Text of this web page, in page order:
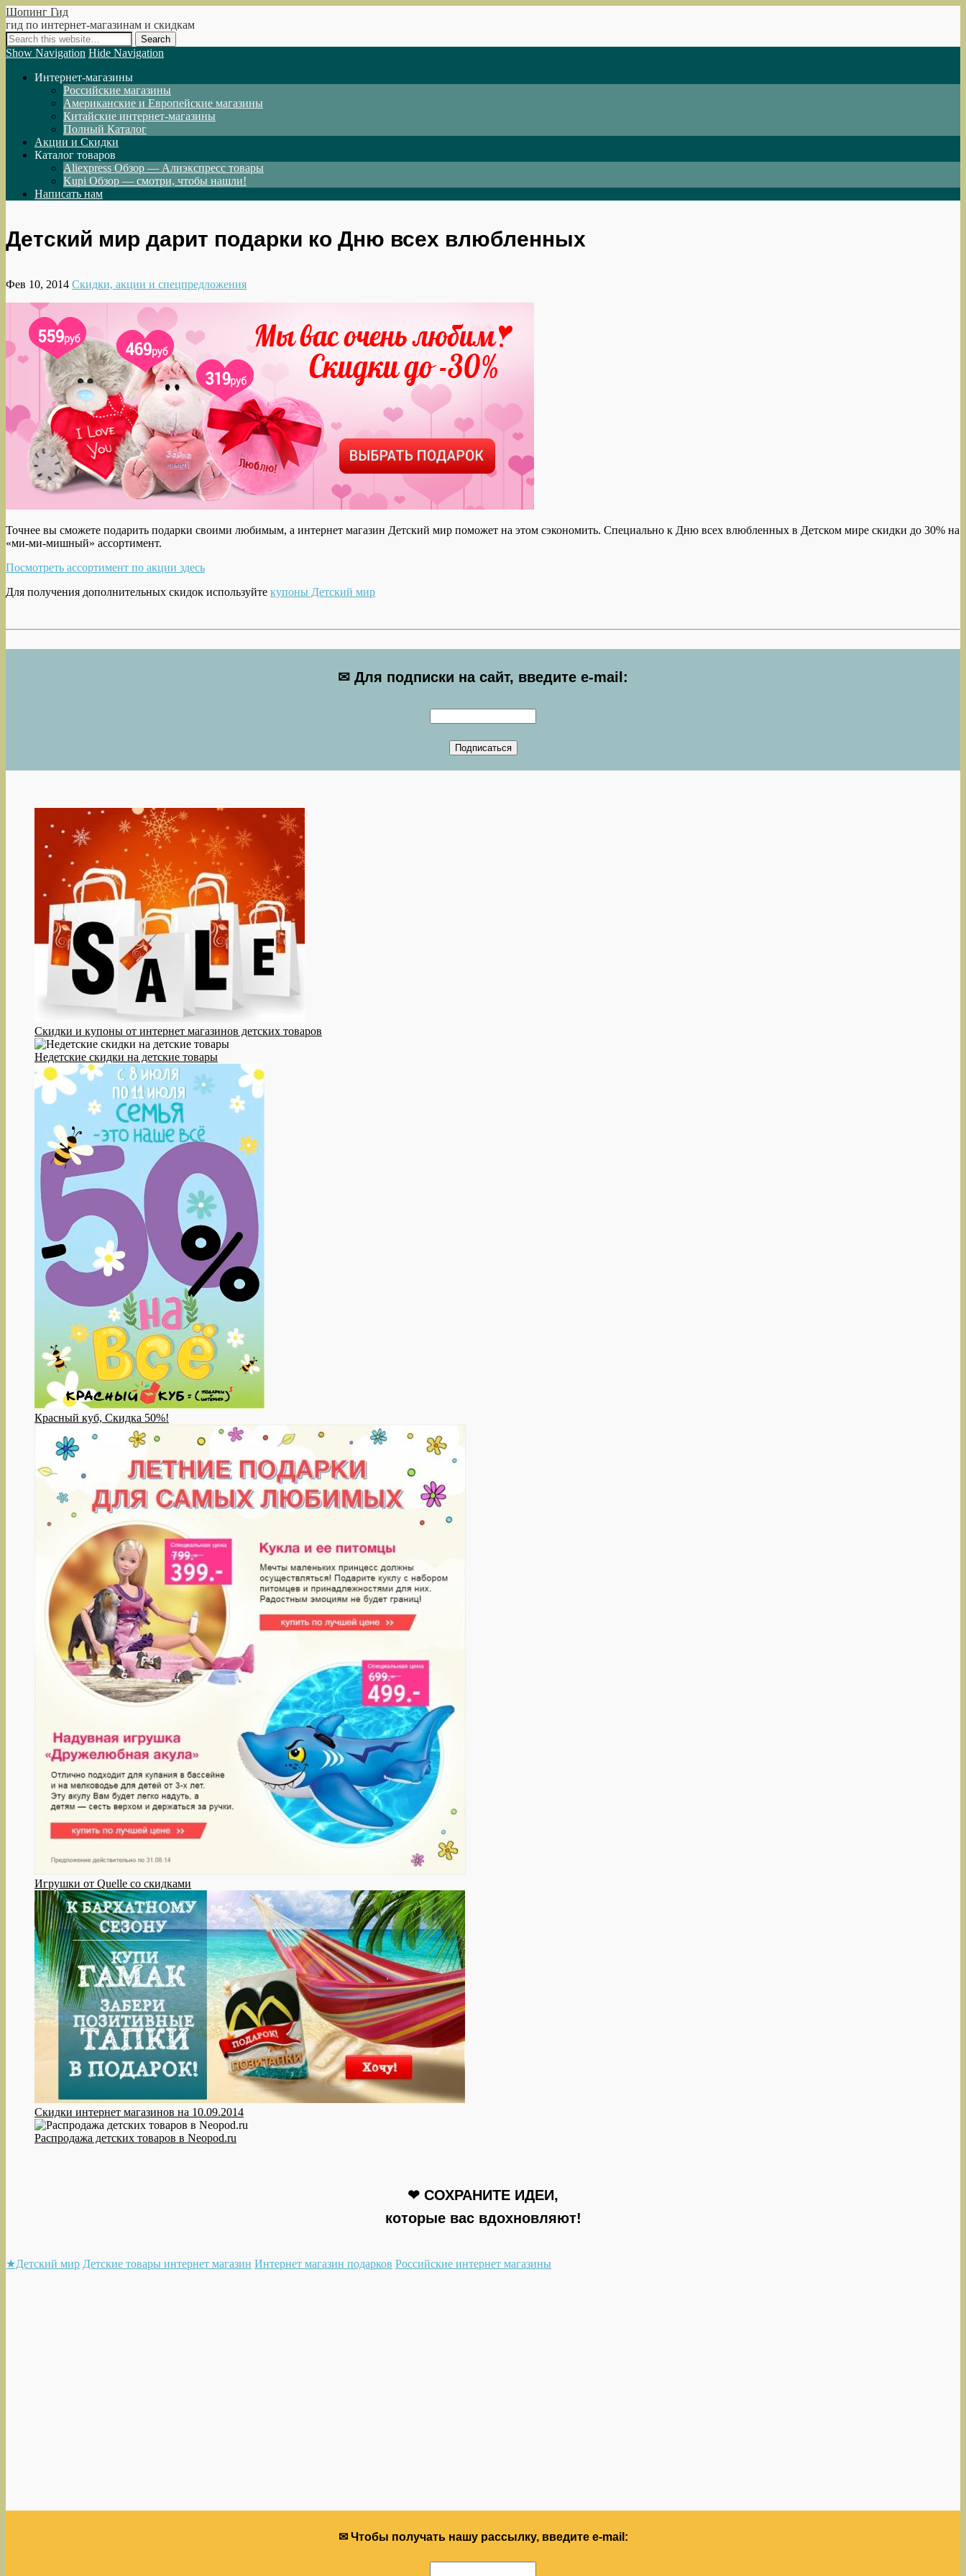
Шопинг Гид
гид по интернет-магазинам и скидкам
Show Navigation Hide Navigation
Интернет-магазины
Российские магазины
Американские и Европейские магазины
Китайские интернет-магазины
Полный Каталог
Акции и Скидки
Каталог товаров
Aliexpress Обзор — Алиэкспресс товары
Kupi Обзор — смотри, чтобы нашли!
Написать нам
Детский мир дарит подарки ко Дню всех влюбленных
Фев 10, 2014 Скидки, акции и спецпредложения
Точнее вы сможете подарить подарки своими любимым, а интернет магазин Детский мир поможет на этом сэкономить. Специально к Дню всех влюбленных в Детском мире скидки до 30% на
«ми-ми-мишный» ассортимент.
Посмотреть ассортимент по акции здесь
Для получения дополнительных скидок используйте купоны Детский мир
✉ Для подписки на сайт, введите e-mail:
Cкидки и купоны от интернет магазинов детских товаров
Недетские скидки на детские товары
Красный куб, Скидка 50%!
Игрушки от Quelle со скидками
Скидки интернет магазинов на 10.09.2014
Распродажа детских товаров в Neopod.ru
❤ СОХРАНИТЕ ИДЕИ,
которые вас вдохновляют!
★Детский мир Детские товары интернет магазин Интернет магазин подарков Российские интернет магазины
✉ Чтобы получать нашу рассылку, введите e-mail: